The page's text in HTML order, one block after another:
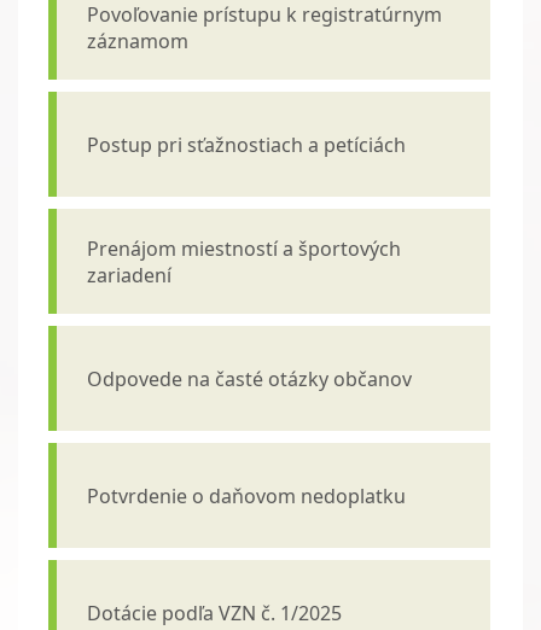
Povoľovanie prístupu k registratúrnym
záznamom
Postup pri sťažnostiach a petíciách
Prenájom miestností a športových
zariadení
Odpovede na časté otázky občanov
Potvrdenie o daňovom nedoplatku
Dotácie podľa VZN č. 1/2025